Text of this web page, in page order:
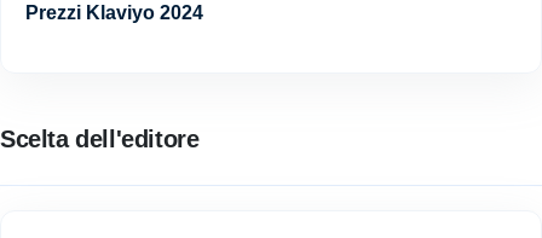
Prezzi Klaviyo 2024
Scelta dell'editore